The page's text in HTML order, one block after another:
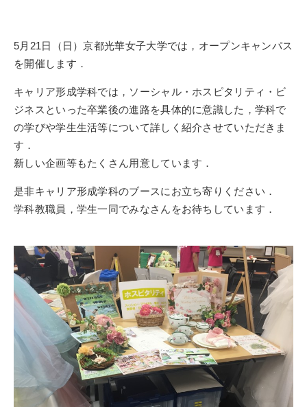
5月21日（日）京都光華女子大学では，オープンキャンパス
を開催します．
キャリア形成学科では，ソーシャル・ホスピタリティ・ビ
ジネスといった卒業後の進路を具体的に意識した，学科で
の学びや学生生活等について詳しく紹介させていただきま
す．
新しい企画等もたくさん用意しています．
是非キャリア形成学科のブースにお立ち寄りください．
学科教職員，学生一同でみなさんをお待ちしています．